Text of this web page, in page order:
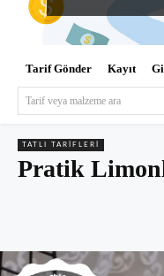
Tarif Gönder Kayıt
Tarif veya malzeme ara
TATLI TARIFLERI
Pratik